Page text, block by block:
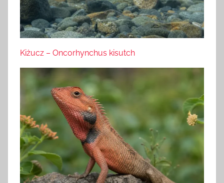
Kiżucz – Oncorhynchus kisutch